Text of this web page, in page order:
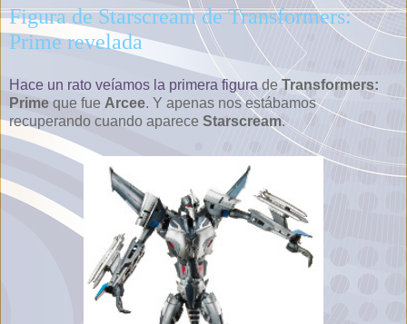
Figura de Starscream de Transformers:
Prime revelada
Hace un rato veíamos la primera figura deTransformers:
Prime que fue Arcee. Y apenas nos estábamos
recuperando cuando aparece Starscream.